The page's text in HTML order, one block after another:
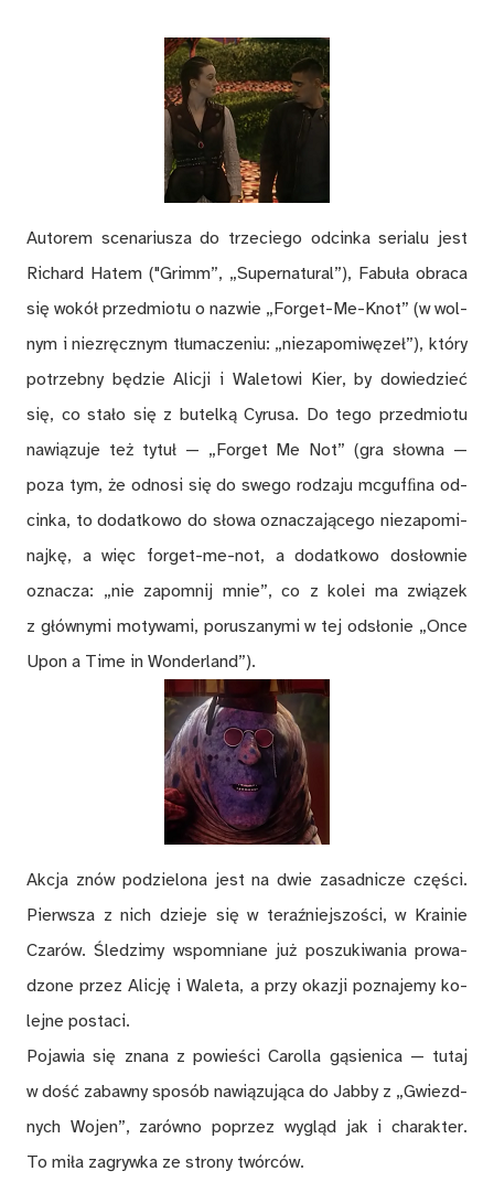
Au­to­rem sce­na­riu­sza do trze­cie­go od­cin­ka se­ria­lu jest
Ri­chard Ha­tem ("Grimm”, „Su­per­na­tu­ra­l”), Fa­bu­ła ob­ra­ca
się wo­kół przed­mio­tu o na­zwie „For­get-Me-Knot” (w wol­
nym i nie­zręcz­nym tłu­ma­cze­niu: „nie­za­po­mi­wę­ze­ł”), któ­ry
po­trzeb­ny bę­dzie Ali­cji i Wa­le­to­wi Kier, by do­wie­dzieć
się, co sta­ło się z bu­tel­ką Cy­ru­sa. Do tego przed­mio­tu
na­wią­zu­je też ty­tuł — „For­get Me Not” (gra słow­na —
poza tym, że od­no­si się do swe­go ro­dza­ju mc­gu­fﬁna od­
cin­ka, to do­dat­ko­wo do sło­wa ozna­cza­ją­ce­go nie­za­po­mi­
naj­kę, a więc for­get-me-not, a do­dat­ko­wo do­słow­nie
ozna­cza: „nie za­po­mnij mnie”, co z ko­lei ma zwią­zek
z głów­ny­mi mo­ty­wa­mi, po­ru­sza­ny­mi w tej od­sło­nie „Once
Upon a Time in Won­der­land”).
Ak­cja znów po­dzie­lo­na jest na dwie za­sad­ni­cze czę­ści.
Pierw­sza z nich dzie­je się w te­raź­niej­szo­ści, w Kra­inie
Cza­rów. Śle­dzi­my wspo­mnia­ne już po­szu­ki­wa­nia pro­wa­
dzo­ne przez Ali­cję i Wa­le­ta, a przy oka­zji po­zna­je­my ko­
lej­ne po­sta­ci.
Po­ja­wia się zna­na z po­wie­ści Ca­rol­la gą­sie­ni­ca — tu­taj
w dość za­baw­ny spo­sób na­wią­zu­ją­ca do Jab­by z „Gwiezd­
nych Wo­jen”, za­rów­no po­przez wy­gląd jak i cha­rak­ter.
To mi­ła za­gryw­ka ze stro­ny twór­ców.